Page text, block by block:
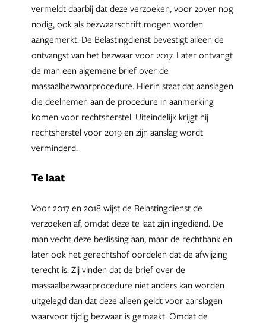
vermeldt daarbij dat deze verzoeken, voor zover nog
nodig, ook als bezwaarschrift mogen worden
aangemerkt. De Belastingdienst bevestigt alleen de
ontvangst van het bezwaar voor 2017. Later ontvangt
de man een algemene brief over de
massaalbezwaarprocedure. Hierin staat dat aanslagen
die deelnemen aan de procedure in aanmerking
komen voor rechtsherstel. Uiteindelijk krijgt hij
rechtsherstel voor 2019 en zijn aanslag wordt
verminderd.
Te laat
Voor 2017 en 2018 wijst de Belastingdienst de
verzoeken af, omdat deze te laat zijn ingediend. De
man vecht deze beslissing aan, maar de rechtbank en
later ook het gerechtshof oordelen dat de afwijzing
terecht is. Zij vinden dat de brief over de
massaalbezwaarprocedure niet anders kan worden
uitgelegd dan dat deze alleen geldt voor aanslagen
waarvoor tijdig bezwaar is gemaakt. Omdat de